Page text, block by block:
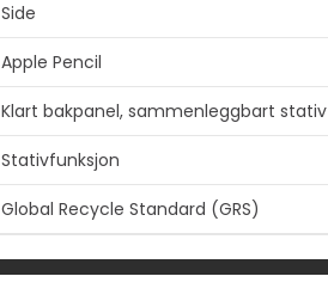
Side
Apple Pencil
Klart bakpanel, sammenleggbart stativ
Stativfunksjon
Global Recycle Standard (GRS)